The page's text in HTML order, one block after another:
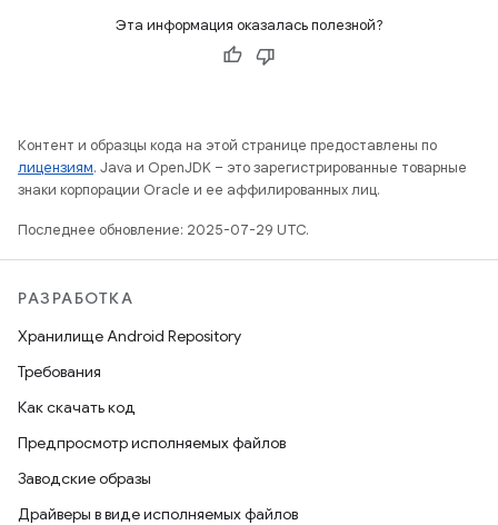
Эта информация оказалась полезной?
Контент и образцы кода на этой странице предоставлены по
лицензиям. Java и OpenJDK – это зарегистрированные товарные
знаки корпорации Oracle и ее аффилированных лиц.
Последнее обновление: 2025-07-29 UTC.
РАЗРАБОТКА
Хранилище Android Repository
Требования
Как скачать код
Предпросмотр исполняемых файлов
Заводские образы
Драйверы в виде исполняемых файлов